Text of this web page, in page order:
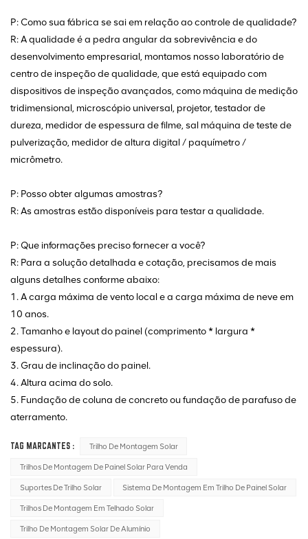
P: Como sua fábrica se sai em relação ao controle de qualidade?
R: A qualidade é a pedra angular da sobrevivência e do
desenvolvimento empresarial, montamos nosso laboratório de
centro de inspeção de qualidade, que está equipado com
dispositivos de inspeção avançados, como máquina de medição
tridimensional, microscópio universal, projetor, testador de
dureza, medidor de espessura de filme, sal máquina de teste de
pulverização, medidor de altura digital / paquímetro /
micrômetro.
P: Posso obter algumas amostras?
R: As amostras estão disponíveis para testar a qualidade.
P: Que informações preciso fornecer a você?
R: Para a solução detalhada e cotação, precisamos de mais
alguns detalhes conforme abaixo:
1. A carga máxima de vento local e a carga máxima de neve em
10 anos.
2. Tamanho e layout do painel (comprimento * largura *
espessura).
3. Grau de inclinação do painel.
4. Altura acima do solo.
5. Fundação de coluna de concreto ou fundação de parafuso de
aterramento.
TAG MARCANTES : Trilho De Montagem Solar
Trilhos De Montagem De Painel Solar Para Venda
Suportes De Trilho Solar Sistema De Montagem Em Trilho De Painel Solar
Trilhos De Montagem Em Telhado Solar
Trilho De Montagem Solar De Alumínio